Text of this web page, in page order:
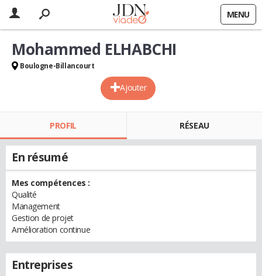
MENU
Ajouter
Mohammed ELHABCHI
Boulogne-Billancourt
PROFIL RÉSEAU
En résumé
Mes compétences :
Qualité
Management
Gestion de projet
Amélioration continue
Entreprises